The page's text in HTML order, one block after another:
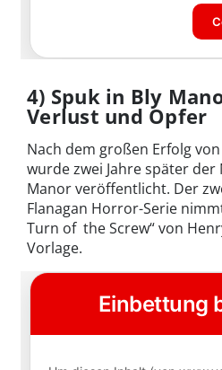
4) Spuk in Bly
Verlust und Opfer
Nach dem großen Erfolg
wurde zwei Jahre später der
Manor veröffentlicht. Der
Flanagan Horror-Serie
Turn of the Screw“ von
Vorlage.